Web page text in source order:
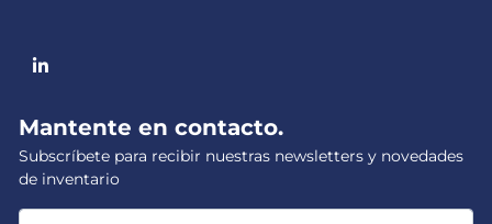
linkedin
Mantente en contacto.
Subscríbete para recibir nuestras newsletters y novedades
de inventario